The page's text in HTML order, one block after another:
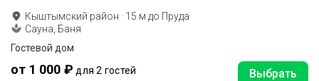
Кыштымский район · 15 м до Пруда
Сауна, Баня
Гостевой дом
от 1 000 ₽ для 2 гостей Выбрать